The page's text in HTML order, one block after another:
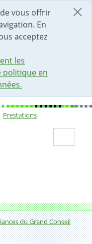
vous offrir
En
acceptez
les
politique en
Prestations
du Grand Conseil